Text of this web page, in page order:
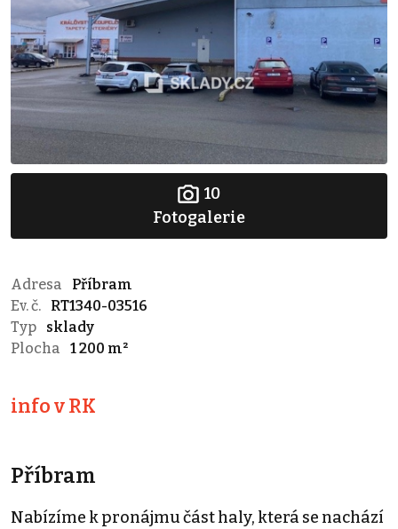
10
Fotogalerie
Adresa
Příbram
Ev. č.
RT1340-03516
Typ
sklady
Plocha
1 200 m²
info v RK
Příbram
Nabízíme k pronájmu část haly, která se nachází